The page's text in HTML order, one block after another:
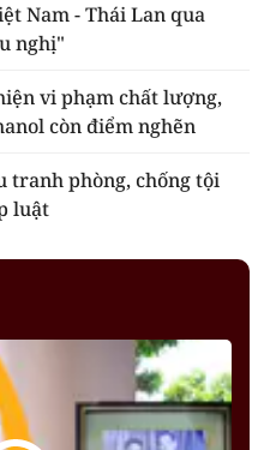
Nam - Thái Lan qua
nghị"
vi phạm chất lượng,
còn điểm nghẽn
tranh phòng, chống tội
luật